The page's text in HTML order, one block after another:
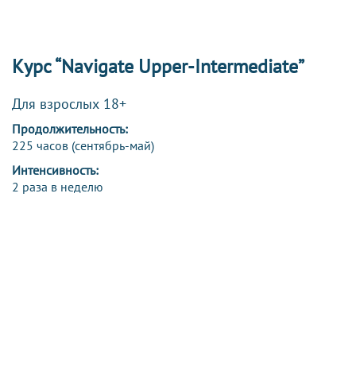
Курс “Navigate Upper-Intermediate”
Для взрослых 18+
Продолжительность:
225 часов (сентябрь-май)
Интенсивность:
2 раза в неделю